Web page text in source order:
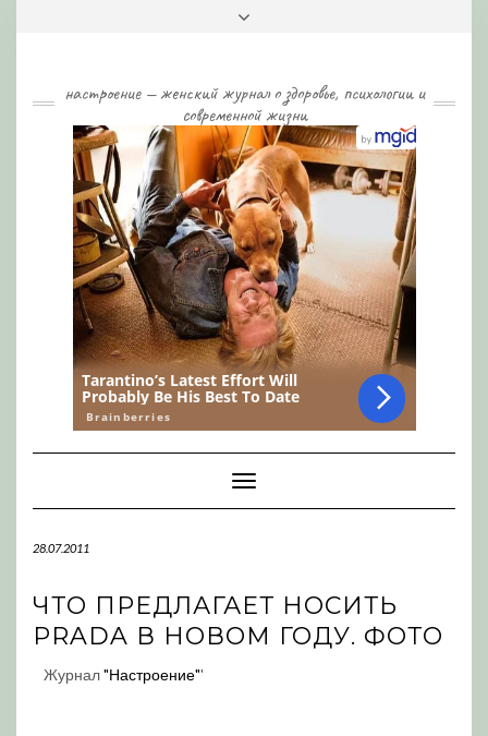
настроение — женский журнал о здоровье, психологии и
современной жизни
Toggle
Navigation
28.07.2011
ЧТО ПРЕДЛАГАЕТ НОСИТЬ
PRADA В НОВОМ ГОДУ. ФОТО
Журнал"Настроение"'